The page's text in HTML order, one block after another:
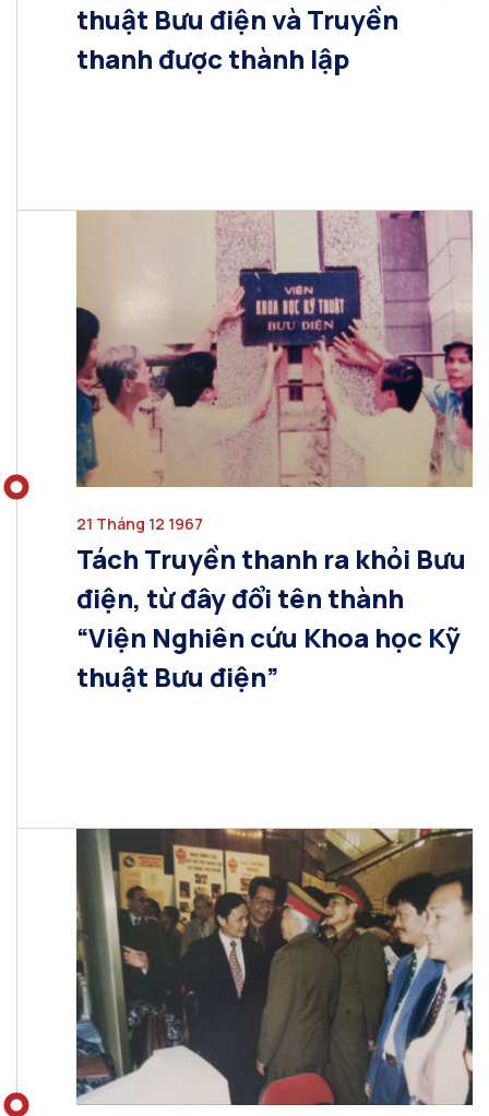
thuật Bưu điện và Truyền
thanh được thành lập
21 Tháng 12 1967
Tách Truyền thanh ra khỏi Bưu
điện, từ đây đổi tên thành
“Viện Nghiên cứu Khoa học Kỹ
thuật Bưu điện”